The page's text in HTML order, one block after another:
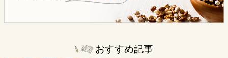
おすすめ記事